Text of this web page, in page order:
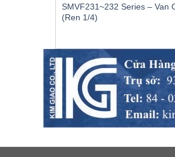
SMVF231~232 Series – Van
(Ren 1/4)